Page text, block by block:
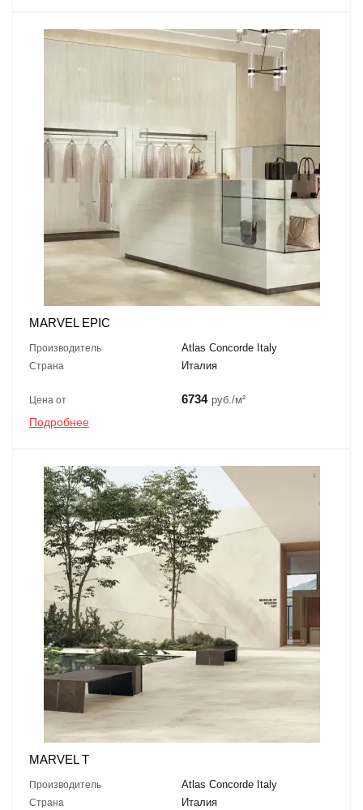
MARVEL EPIC
Производитель Atlas Concorde Italy
Страна Италия
Цена от 6734 руб./м²
Подробнее
MARVEL T
Производитель Atlas Concorde Italy
Страна Италия